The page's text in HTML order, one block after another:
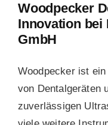
Woodpecker
Innovation bei
GmbH
Woodpeckerist ein
von Dentalgeräten
zuverlässigen